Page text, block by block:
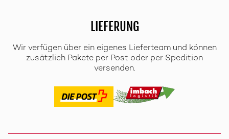
LIEFERUNG
Wir verfügen über ein eigenes Lieferteam und können
zusätzlich Pakete per Post oder per Spedition
versenden.